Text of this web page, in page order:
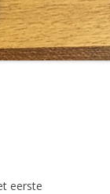
eerste